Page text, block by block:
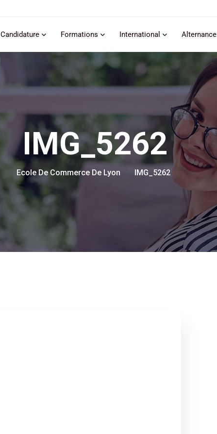
Candidature Formations International Alternance
IMG_5262
Ecole De Commerce De Lyon IMG_5262